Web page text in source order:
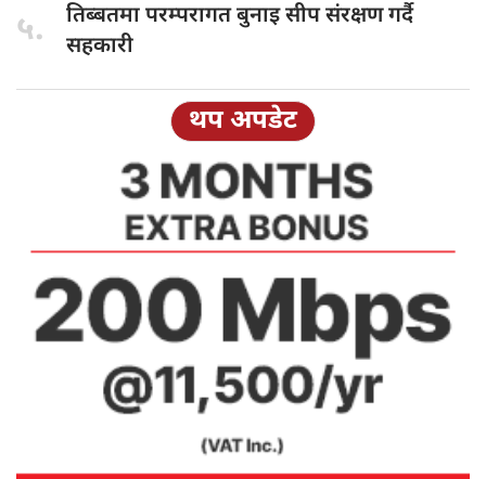
५. तिब्बतमा परम्परागतबुनाइ सीप संरक्षण गर्दै
सहकारी
थप अपडेट